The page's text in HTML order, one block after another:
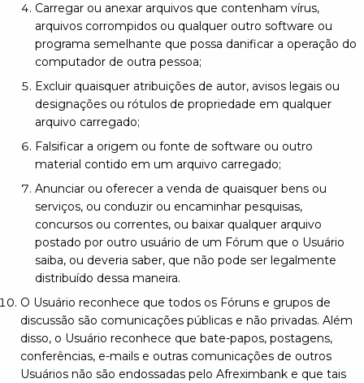
Carregar ou anexar arquivos que contenham vírus,
arquivos corrompidos ou qualquer outro software ou
programa semelhante que possa danificar a operação do
computador de outra pessoa;
Excluir quaisquer atribuições de autor, avisos legais ou
designações ou rótulos de propriedade em qualquer
arquivo carregado;
Falsificar a origem ou fonte de software ou outro
material contido em um arquivo carregado;
Anunciar ou oferecer a venda de quaisquer bens ou
serviços, ou conduzir ou encaminhar pesquisas,
concursos ou correntes, ou baixar qualquer arquivo
postado por outro usuário de um Fórum que o Usuário
saiba, ou deveria saber, que não pode ser legalmente
distribuído dessa maneira.
O Usuário reconhece que todos os Fóruns e grupos de
discussão são comunicações públicas e não privadas. Além
disso, o Usuário reconhece que bate-papos, postagens,
conferências, e-mails e outras comunicações de outros
Usuários não são endossadas pelo Afreximbank e que tais